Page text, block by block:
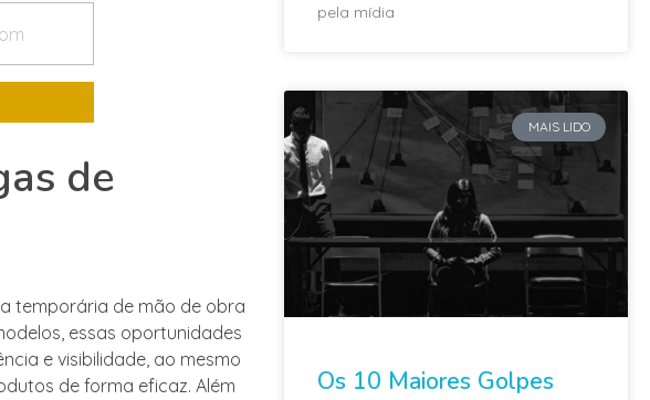
de
temporária de mão de obra
essas oportunidades
e visibilidade, ao mesmo
de forma eficaz. Além
pela mídia
MAIS LIDO
Os 10 Maiores Golpes